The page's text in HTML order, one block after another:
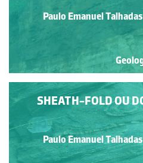
Paulo Emanuel
SHEATH-FOLD OU
Paulo Emanuel